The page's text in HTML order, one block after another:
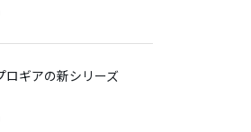
ギアの新シリーズ